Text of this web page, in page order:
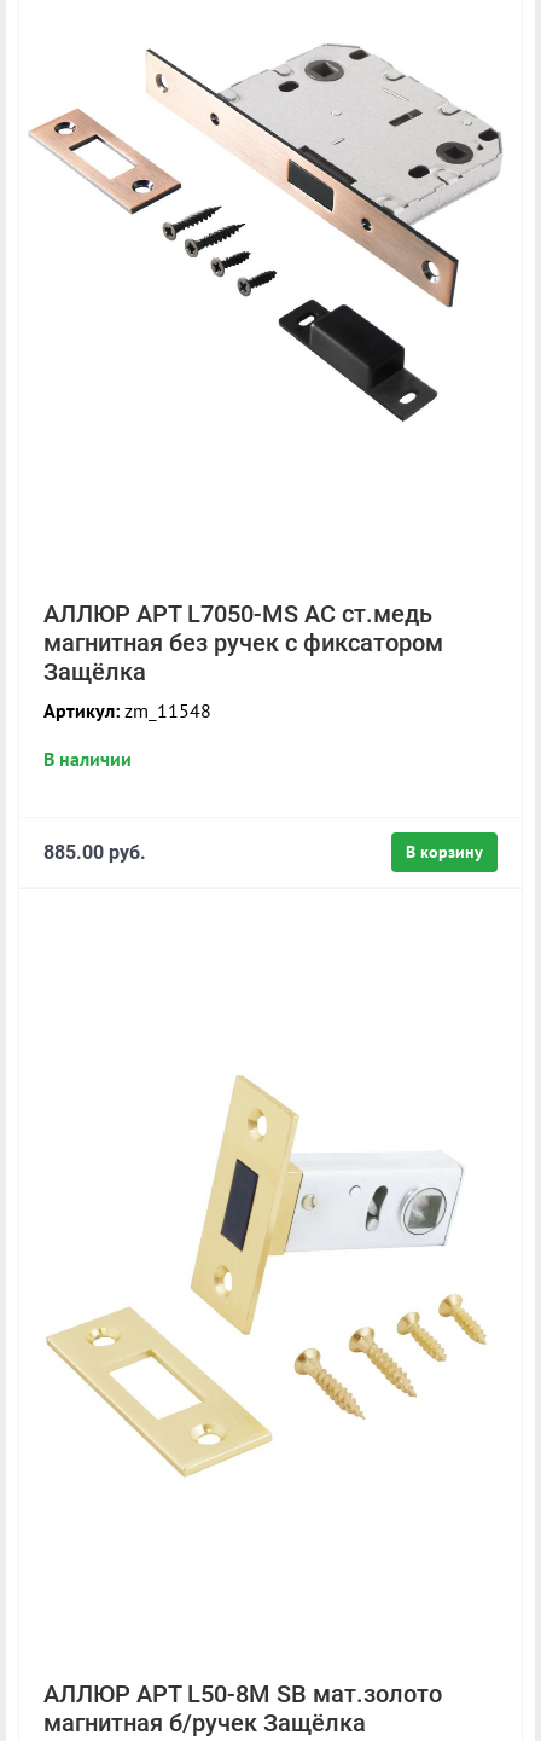
АЛЛЮР АРТ L7050-MS AС ст.медь
магнитная без ручек с фиксатором
Защёлка
Артикул: zm_11548
В наличии
В корзину
885.00 руб.
АЛЛЮР АРТ L50-8M SB мат.золото
магнитная б/ручек Защёлка